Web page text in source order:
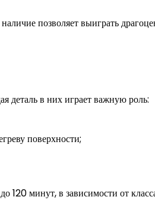
позволяет выиграть
деталь в них играет важную роль:
поверхности;
120 минут, в зависимости от